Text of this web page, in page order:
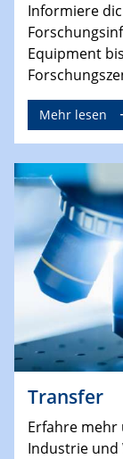
Informiere
Equipment
Mehr lesen
Transfer
Erfahre
Industrie